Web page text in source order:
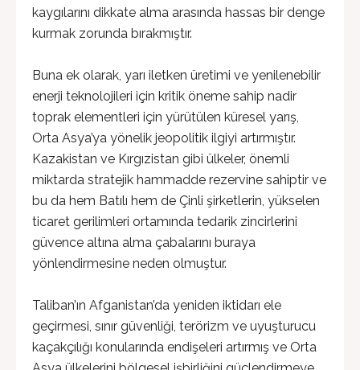
kaygılarını dikkate alma arasında hassas bir denge
kurmak zorunda bırakmıştır.
Buna ek olarak, yarı iletken üretimi ve yenilenebilir
enerji teknolojileri için kritik öneme sahip nadir
toprak elementleri için yürütülen küresel yarış,
Orta Asya’ya yönelik jeopolitik ilgiyi artırmıştır.
Kazakistan ve Kırgızistan gibi ülkeler, önemli
miktarda stratejik hammadde rezervine sahiptir ve
bu da hem Batılı hem de Çinli şirketlerin, yükselen
ticaret gerilimleri ortamında tedarik zincirlerini
güvence altına alma çabalarını buraya
yönlendirmesine neden olmuştur.
Taliban’ın Afganistan’da yeniden iktidarı ele
geçirmesi, sınır güvenliği, terörizm ve uyuşturucu
kaçakçılığı konularında endişeleri artırmış ve Orta